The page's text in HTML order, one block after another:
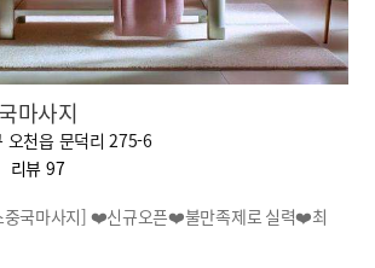
마사지
오천읍 문덕리 275-6
리뷰 97
중국마사지] ❤️신규오픈❤️불만족제로 실력❤️최